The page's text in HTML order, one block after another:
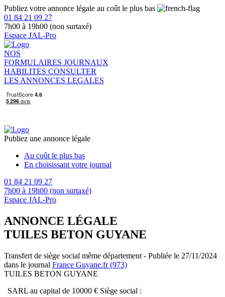
Publiez votre annonce légale au coût le plus bas
01 84 21 09 27
7h00 à 19h00 (non surtaxé)
Espace JAL-Pro
NOS
FORMULAIRES JOURNAUX
HABILITES CONSULTER
LES ANNONCES LEGALES
Publiez une annonce légale
Au coût le plus bas
En choisissant votre journal
01 84 21 09 27
7h00 à 19h00 (non surtaxé)
Espace JAL-Pro
ANNONCE LÉGALE
TUILES BETON GUYANE
Transfert de siège social même département - Publiée le 27/11/2024
dans le journal France Guyane.fr (973)
TUILES BETON GUYANE
SARL au capital de 10000 € Siège social :